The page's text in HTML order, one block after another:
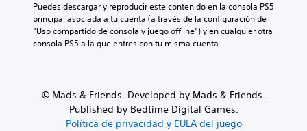
Puedes descargar y reproducir este contenido en la consola PS5
principal asociada a tu cuenta (a través de la configuración de
“Uso compartido de consola y juego offline”) y en cualquier otra
consola PS5 a la que entres con tu misma cuenta.
© Mads & Friends. Developed by Mads & Friends.
Published by Bedtime Digital Games.
Política de privacidad y EULA del juego